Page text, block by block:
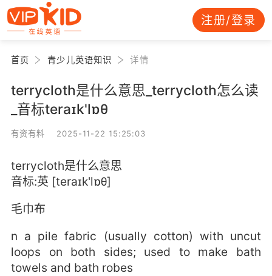
注册/登录
首页 青少儿英语知识 详情
terrycloth是什么意思_terrycloth怎么读
_音标teraɪk'lɒθ
有资有料 2025-11-22 15:25:03
terrycloth是什么意思
音标:英 [teraɪk'lɒθ]
毛巾布
n a pile fabric (usually cotton) with uncut
loops on both sides; used to make bath
towels and bath robes